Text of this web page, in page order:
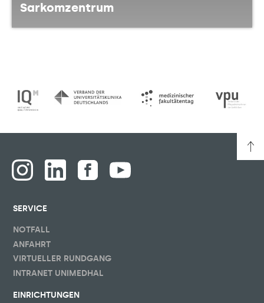
Sarkomzentrum
SERVICE
NOTFALL
ANFAHRT
VIRTUELLER RUNDGANG
INTRANET UNIMEDHAL
EINRICHTUNGEN